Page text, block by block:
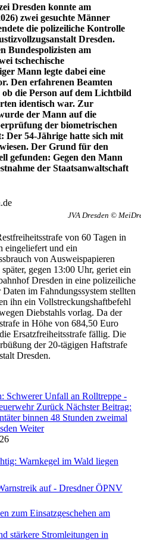
Dresden konnte am
zwei gesuchte Männer
die polizeiliche Kontrolle
Dresden.
Bundespolizisten am
tschechische
Mann legte dabei eine
Den erfahrenen Beamten
die Person auf dem Lichtbild
identisch war. Zur
der Mann auf die
der biometrischen
Der 54-Jährige hatte sich mit
Der Grund für den
gefunden: Gegen den Mann
der Staatsanwaltschaft
JVA Dresden ©
von 60 Tagen in
eingeliefert und ein
von Ausweispapieren
gegen 13:00 Uhr, geriet ein
Dresden in eine polizeiliche
im Fahndungssystem stellten
ihn ein Vollstreckungshaftbefehl
Diebstahls vorlag. Da der
in Höhe von 684,50 Euro
Ersatzfreiheitsstrafe fällig. Die
der 20-tägigen Haftstrafe
Dresden.
Schwerer Unfall an Rolltreppe -
Zurück Nächster Beitrag:
binnen 48 Stunden zweimal
Weiter
Warnkegel im Wald liegen
auf - Dresdner ÖPNV
zum Einsatzgeschehen am
stärkere Stromleitungen in